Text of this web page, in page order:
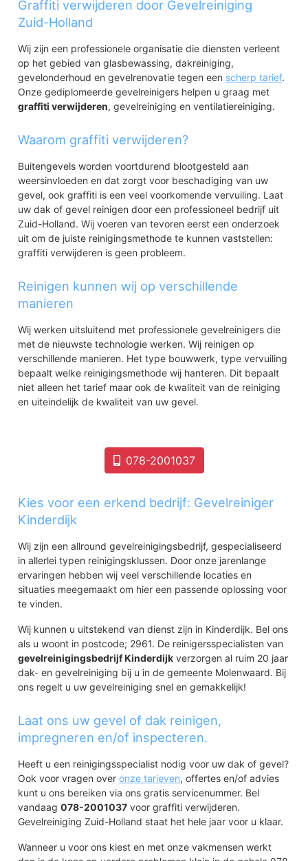
Graffiti verwijderen door Gevelreiniging
Zuid-Holland
Wij zijn een professionele organisatie die diensten verleent
op het gebied van glasbewassing, dakreiniging,
gevelonderhoud en gevelrenovatie tegen een scherp tarief.
Onze gediplomeerde gevelreinigers helpen u graag met
graffiti verwijderen, gevelreiniging en ventilatiereiniging.
Waarom graffiti verwijderen?
Buitengevels worden voortdurend blootgesteld aan
weersinvloeden en dat zorgt voor beschadiging van uw
gevel, ook graffiti is een veel voorkomende vervuiling. Laat
uw dak of gevel reinigen door een professioneel bedrijf uit
Zuid-Holland. Wij voeren van tevoren eerst een onderzoek
uit om de juiste reinigingsmethode te kunnen vaststellen:
graffiti verwijderen is geen probleem.
Reinigen kunnen wij op verschillende
manieren
Wij werken uitsluitend met professionele gevelreinigers die
met de nieuwste technologie werken. Wij reinigen op
verschillende manieren. Het type bouwwerk, type vervuiling
bepaalt welke reinigingsmethode wij hanteren. Dit bepaalt
niet alleen het tarief maar ook de kwaliteit van de reiniging
en uiteindelijk de kwaliteit van uw gevel.
078-2001037
Kies voor een erkend bedrijf: Gevelreiniger
Kinderdijk
Wij zijn een allround gevelreinigingsbedrijf, gespecialiseerd
in allerlei typen reinigingsklussen. Door onze jarenlange
ervaringen hebben wij veel verschillende locaties en
situaties meegemaakt om hier een passende oplossing voor
te vinden.
Wij kunnen u uitstekend van dienst zijn in Kinderdijk. Bel ons
als u woont in postcode; 2961. De reinigersspecialisten van
gevelreinigingsbedrijf Kinderdijk verzorgen al ruim 20 jaar
dak- en gevelreiniging bij u in de gemeente Molenwaard. Bij
ons regelt u uw gevelreiniging snel en gemakkelijk!
Laat ons uw gevel of dak reinigen,
impregneren en/of inspecteren.
Heeft u een reinigingsspecialist nodig voor uw dak of gevel?
Ook voor vragen overonze tarieven, offertes en/of advies
kunt u ons bereiken via ons gratis servicenummer. Bel
vandaag078-2001037 voor graffiti verwijderen.
Gevelreiniging Zuid-Holland staat het hele jaar voor u klaar.
Wanneer u voor ons kiest en met onze vakmensen werkt